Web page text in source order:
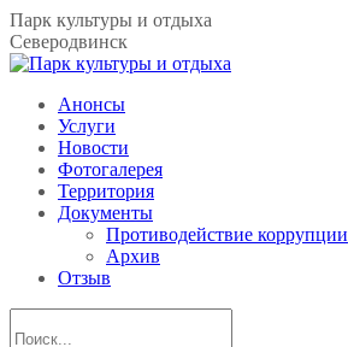
Перейти
к
содержанию
Парк культуры и отдыха
Северодвинск
Анонсы
Услуги
Новости
Фотогалерея
Территория
Документы
Противодействие коррупции
Архив
Отзыв